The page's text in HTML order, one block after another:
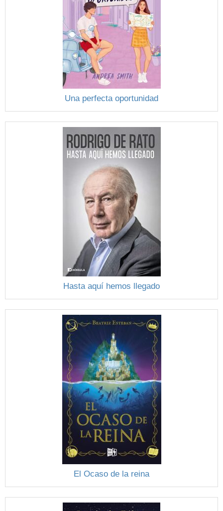
Una perfecta oportunidad
Hasta aquí hemos llegado
El Ocaso de la reina